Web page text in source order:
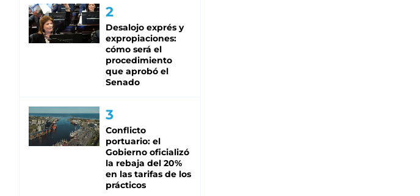
Desalojo exprés y
expropiaciones:
cómo será el
procedimiento
que aprobó el
Senado
Conflicto
portuario: el
Gobierno oficializó
la rebaja del 20%
en las tarifas de los
prácticos